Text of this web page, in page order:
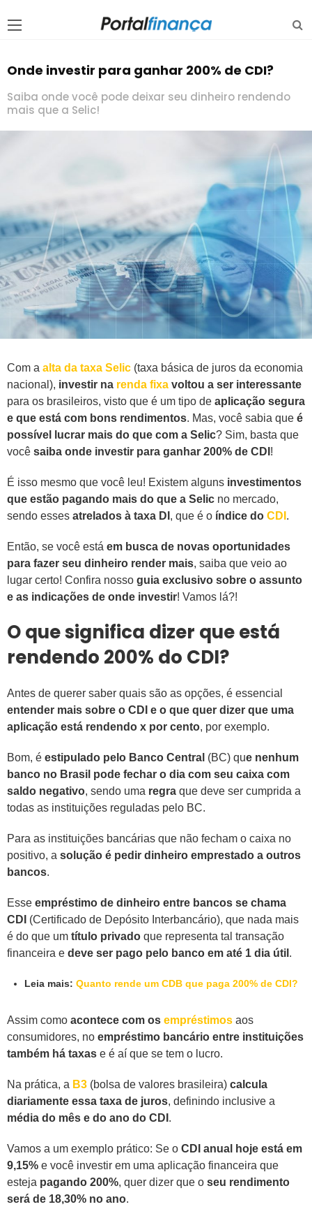
Onde investir para ganhar 200% de CDI?
Saiba onde você pode deixar seu dinheiro rendendo
mais que a Selic!
Com a alta da taxa Selic (taxa básica de juros da economia
nacional), investir na renda fixa voltou a ser interessante
para os brasileiros, visto que é um tipo de aplicação segura
e que está com bons rendimentos. Mas, você sabia que é
possível lucrar mais do que com a Selic? Sim, basta que
você saiba onde investir para ganhar 200% de CDI !
É isso mesmo que você leu! Existem alguns investimentos
que estão pagando mais do que a Selic no mercado,
sendo esses atrelados à taxa DI , que é o índice do CDI .
Então, se você está em busca de novas oportunidades
para fazer seu dinheiro render mais, saiba que veio ao
lugar certo! Confira nosso guia exclusivo sobre o assunto
e as indicações de onde investir! Vamos lá?!
O que significa dizer que está
rendendo 200% do CDI?
Antes de querer saber quais são as opções, é essencial
entender mais sobre o CDI e o que quer dizer que uma
aplicação está rendendo x por cento, por exemplo.
Bom, é estipulado pelo Banco Central (BC) que nenhum
banco no Brasil pode fechar o dia com seu caixa com
saldo negativo, sendo uma regra que deve ser cumprida a
todas as instituições reguladas pelo BC.
Para as instituições bancárias que não fecham o caixa no
positivo, a solução é pedir dinheiro emprestado a outros
bancos.
Esse empréstimo de dinheiro entre bancos se chama
CDI (Certificado de Depósito Interbancário), que nada mais
é do que um título privado que representa tal transação
financeira e deve ser pago pelo banco em até 1 dia útil .
Leia mais: Quanto rende um CDB que paga 200% de CDI?
Assim como acontece com os empréstimos aos
consumidores, no empréstimo bancário entre instituições
também há taxas e é aí que se tem o lucro.
Na prática, a B3 (bolsa de valores brasileira) calcula
diariamente essa taxa de juros, definindo inclusive a
média do mês e do ano do CDI .
Vamos a um exemplo prático: Se o CDI anual hoje está em
9,15% e você investir em uma aplicação financeira que
esteja pagando 200%, quer dizer que o seu rendimento
será de 18,30% no ano.